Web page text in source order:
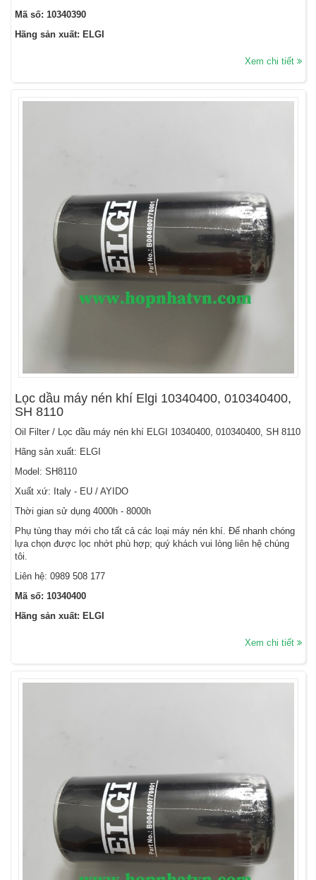
Mã số: 10340390
Hãng sản xuất: ELGI
Xem chi tiết
Lọc dầu máy nén khí Elgi 10340400, 010340400,
SH 8110
Oil Filter / Lọc dầu máy nén khí ELGI 10340400, 010340400, SH 8110
Hãng sản xuất: ELGI
Model: SH8110
Xuất xứ: Italy - EU / AYIDO
Thời gian sử dụng 4000h - 8000h
Phụ tùng thay mới cho tất cả các loại máy nén khí. Để nhanh chóng
lựa chọn được lọc nhớt phù hợp; quý khách vui lòng liên hệ chúng
tôi.
Liên hệ: 0989 508 177
Mã số: 10340400
Hãng sản xuất: ELGI
Xem chi tiết